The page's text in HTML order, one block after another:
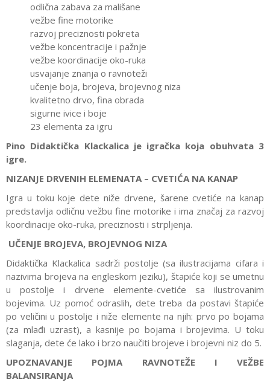
odlična zabava za mališane
vežbe fine motorike
razvoj preciznosti pokreta
vežbe koncentracije i pažnje
vežbe koordinacije oko-ruka
usvajanje znanja o ravnoteži
učenje boja, brojeva, brojevnog niza
kvalitetno drvo, fina obrada
sigurne ivice i boje
23 elementa za igru
Pino Didaktička Klackalica je igračka koja obuhvata 3
igre.
NIZANJE DRVENIH ELEMENATA – CVETIĆA NA KANAP
Igra u toku koje dete niže drvene, šarene cvetiće na kanap
predstavlja odličnu vežbu fine motorike i ima značaj za razvoj
koordinacije oko-ruka, preciznosti i strpljenja.
UČENJE BROJEVA, BROJEVNOG NIZA
Didaktička Klackalica sadrži postolje (sa ilustracijama cifara i
nazivima brojeva na engleskom jeziku), štapiće koji se umetnu
u postolje i drvene elemente-cvetiće sa ilustrovanim
bojevima. Uz pomoć odraslih, dete treba da postavi štapiće
po veličini u postolje i niže elemente na njih: prvo po bojama
(za mlađi uzrast), a kasnije po bojama i brojevima. U toku
slaganja, dete će lako i brzo naučiti brojeve i brojevni niz do 5.
UPOZNAVANJE POJMA RAVNOTEŽE I VEŽBE
BALANSIRANJA